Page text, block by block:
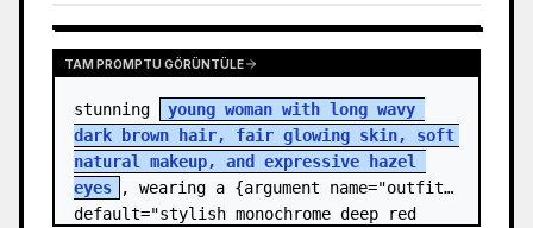
TAM PROMPTU GÖRÜNTÜLE
stunning
young woman with long wavy
dark brown hair, fair glowing skin, soft
natural makeup, and expressive hazel
eyes
, wearing a {argument name="outfit"
default="stylish monochrome deep red